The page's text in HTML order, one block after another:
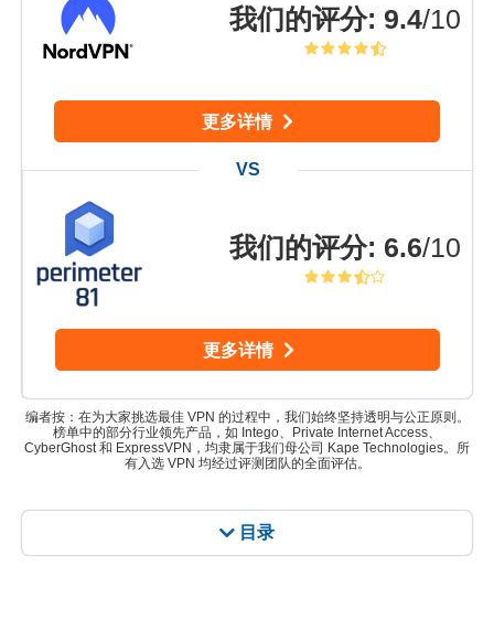
目录
我们的评分: 9.4/10
更多详情
我们的评分: 6.6/10
更多详情
编者按：在为大家挑选最佳 VPN 的过程中，我们始终坚持透明与公正原则。
榜单中的部分行业领先产品，如 Intego、Private Internet Access、
CyberGhost 和 ExpressVPN，均隶属于我们母公司 Kape Technologies。所
有入选 VPN 均经过评测团队的全面评估。